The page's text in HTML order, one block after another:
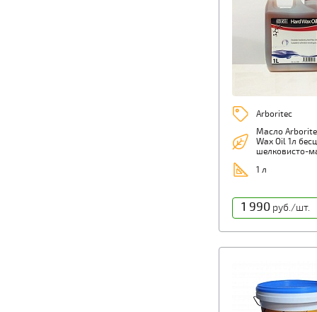
Arboritec
Масло
Wax Oil 1л
шелковисто-
1 л
1 990руб./шт.